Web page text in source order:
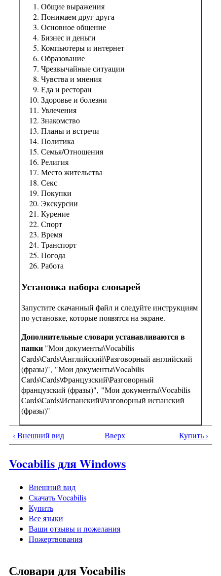
Общие выражения
Понимаем друг друга
Основное общение
Бизнес и деньги
Компьютеры и интернет
Образование
Чрезвычайные ситуации
Чувства и мнения
Еда и ресторан
Здоровье и болезни
Увлечения
Знакомство
Планы и встречи
Политика
Семья/Отношения
Религия
Место жительства
Секс
Покупки
Экскурсии
Курение
Спорт
Время
Транспорт
Погода
Работа
Установка набора словарей
Запустите скачанный файл и следуйте инструкциям
по установке, которые появятся на экране.
Дополнительные словари устанавливаются в
папки "Мои документы\Vocabilis
Cards\Cards\Английский\Разговорный английский
(фразы)", "Мои документы\Vocabilis
Cards\Cards\Французский\Разговорный
французский (фразы)", "Мои документы\Vocabilis
Cards\Cards\Испанский\Разговорный испанский
(фразы)"
‹ Внешний вид Вверх Купить ›
Vocabilis для Windows
Внешний вид
Скачать Vocabilis
Купить
Все языки
Ваши отзывы и пожелания
Пожертвования
Словари для Vocabilis